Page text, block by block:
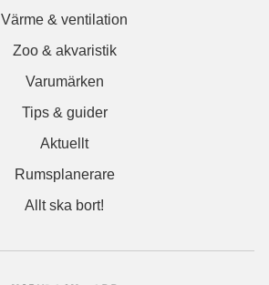
Värme & ventilation
Zoo & akvaristik
Varumärken
Tips & guider
Aktuellt
Rumsplanerare
Allt ska bort!